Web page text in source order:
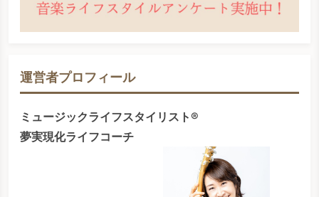
運営者プロフィール
ミュージックライフスタイリスト®
夢実現化ライフコーチ